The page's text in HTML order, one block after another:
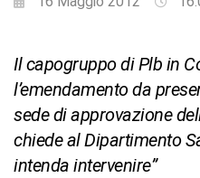
Il capogruppo di Plb in
l’emendamento da
sede di approvazione
chiede al Dipartimento
intenda intervenire”